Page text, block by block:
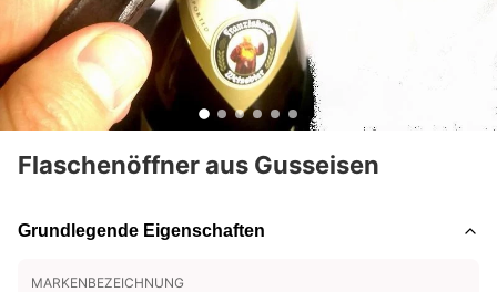
Flaschenöffner aus Gusseisen
Grundlegende Eigenschaften
MARKENBEZEICHNUNG